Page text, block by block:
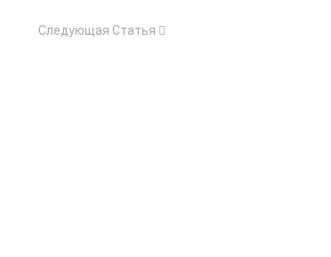
Следующая Статья